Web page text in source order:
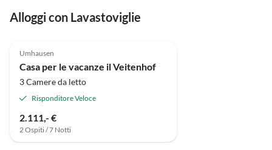
Alloggi con Lavastoviglie
Umhausen
Casa per le vacanze il Veitenhof
3 Camere da letto
Risponditore Veloce
2.111,- €
2 Ospiti / 7 Notti